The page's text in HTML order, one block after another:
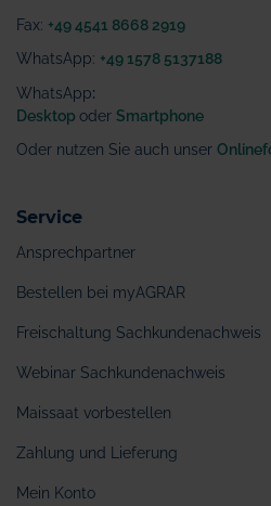
Fax: +49 4541 8668 2919
WhatsApp: +49 1578 5137188
WhatsApp:
Desktop oder Smartphone
Oder nutzen Sie auch unser
Service
Ansprechpartner
Bestellen bei myAGRAR
Freischaltung Sachkundenachweis
Webinar Sachkundenachweis
Maissaat vorbestellen
Zahlung und Lieferung
Mein Konto